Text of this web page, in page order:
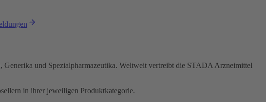
Generika und Spezialpharmazeutika. Weltweit vertreibt die STADA Arzneimittel
in ihrer jeweiligen Produktkategorie.